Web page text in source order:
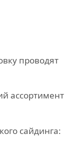
проводят
ассортимент
сайдинга: